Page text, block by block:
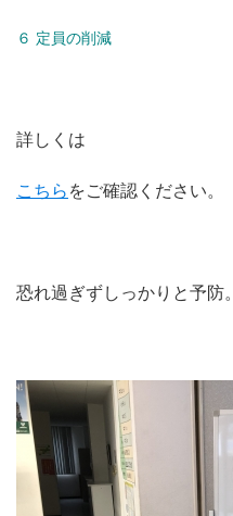
６ 定員の削減
詳しくは
こちら をご確認ください。
恐れ過ぎずしっかりと予防。